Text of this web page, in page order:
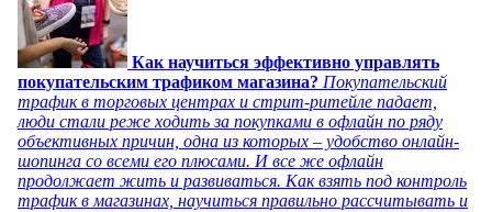
Как научиться эффективно управлять
покупательским трафиком магазина? Покупательский
трафик в торговых центрах и стрит-ритейле падает,
люди стали реже ходить за покупками в офлайн по ряду
объективных причин, одна из которых – удобство онлайн-
шопинга со всеми его плюсами. И все же офлайн
продолжает жить и развиваться. Как взять под контроль
трафик в магазинах, научиться правильно рассчитывать и